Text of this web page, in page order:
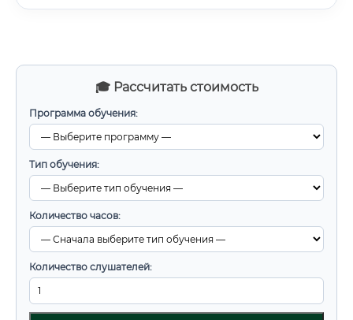
🎓 Рассчитать стоимость
Программа обучения:
Тип обучения:
Количество часов:
Количество слушателей: